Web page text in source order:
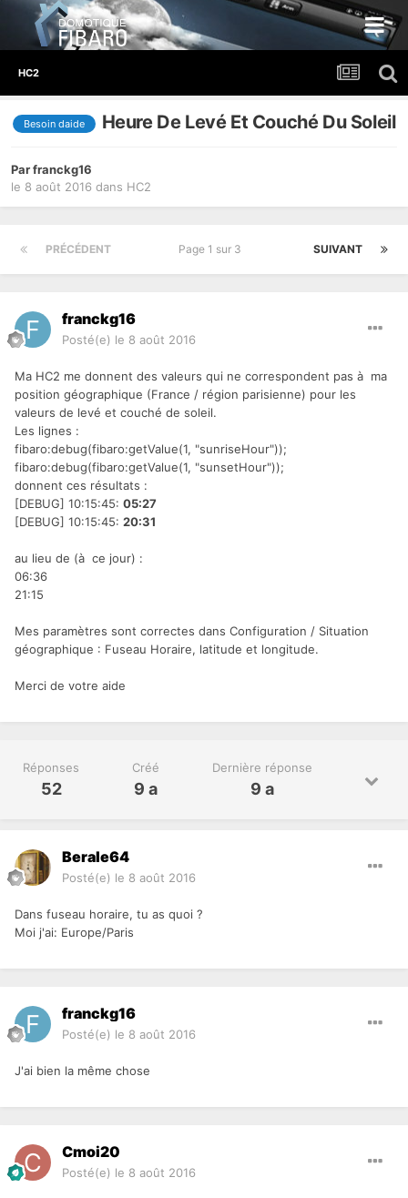
HC2
Besoin daide Heure De Levé Et Couché Du Soleil
Parfranckg16
le 8 août 2016 dans HC2
PRÉCÉDENT SUIVANT
Page 1 sur 3
franckg16
Posté(e) le 8 août 2016
Ma HC2 me donnent des valeurs qui ne correspondent pas à ma
position géographique (France / région parisienne) pour les
valeurs de levé et couché de soleil.
Les lignes :
fibaro:debug(fibaro:getValue(1, "sunriseHour"));
fibaro:debug(fibaro:getValue(1, "sunsetHour"));
donnent ces résultats :
[DEBUG] 10:15:45: 05:27
[DEBUG] 10:15:45: 20:31
au lieu de (à ce jour) :
06:36
21:15
Mes paramètres sont correctes dans Configuration / Situation
géographique : Fuseau Horaire, latitude et longitude.
Merci de votre aide
Réponses
52
Créé
9 a
Dernière réponse
9 a
Berale64
Posté(e) le 8 août 2016
Dans fuseau horaire, tu as quoi ?
Moi j'ai: Europe/Paris
franckg16
Posté(e) le 8 août 2016
J'ai bien la même chose
Cmoi20
Posté(e) le 8 août 2016